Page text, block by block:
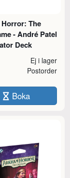
The
- André Patel
Deck
Ej i lager
Postorder
Boka